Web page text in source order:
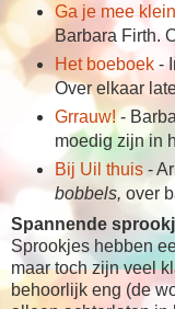
Ga je mee
Barbara Firth.
Het boeboek-
Over elkaar
Grrauw!-
moedig zijn in
Bij Uil thuis-
bobbels, over
Spannende
Sprookjes hebben
maar toch zijn veel
behoorlijk eng (de